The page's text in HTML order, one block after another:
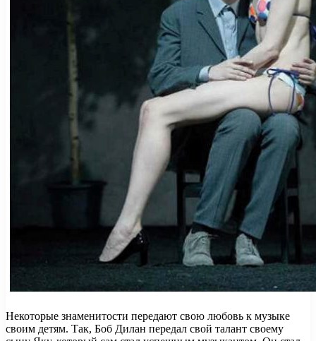
Некоторые знаменитости передают свою любовь к музыке
своим детям. Так, Боб Дилан передал свой талант своему